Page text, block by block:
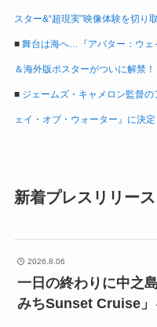
スター&“超現実”映像体験を切り
■ 舞台は海へ…『アバター：ウェ
＆海外版ポスターがついに解禁
■ ジェームズ・キャメロン監督
ェイ・オブ・ウォーター』に決
新着プレスリリース
2026.8.06
一日の終わりに中之
みちSunset Cruise」